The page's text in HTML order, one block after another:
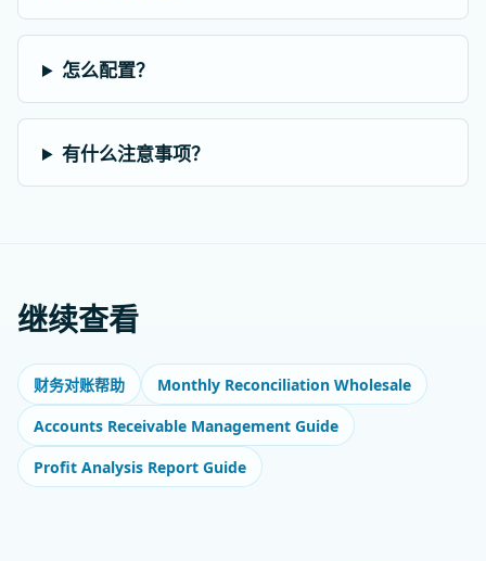
怎么配置？
有什么注意事项？
继续查看
财务对账帮助
Monthly Reconciliation Wholesale
Accounts Receivable Management Guide
Profit Analysis Report Guide